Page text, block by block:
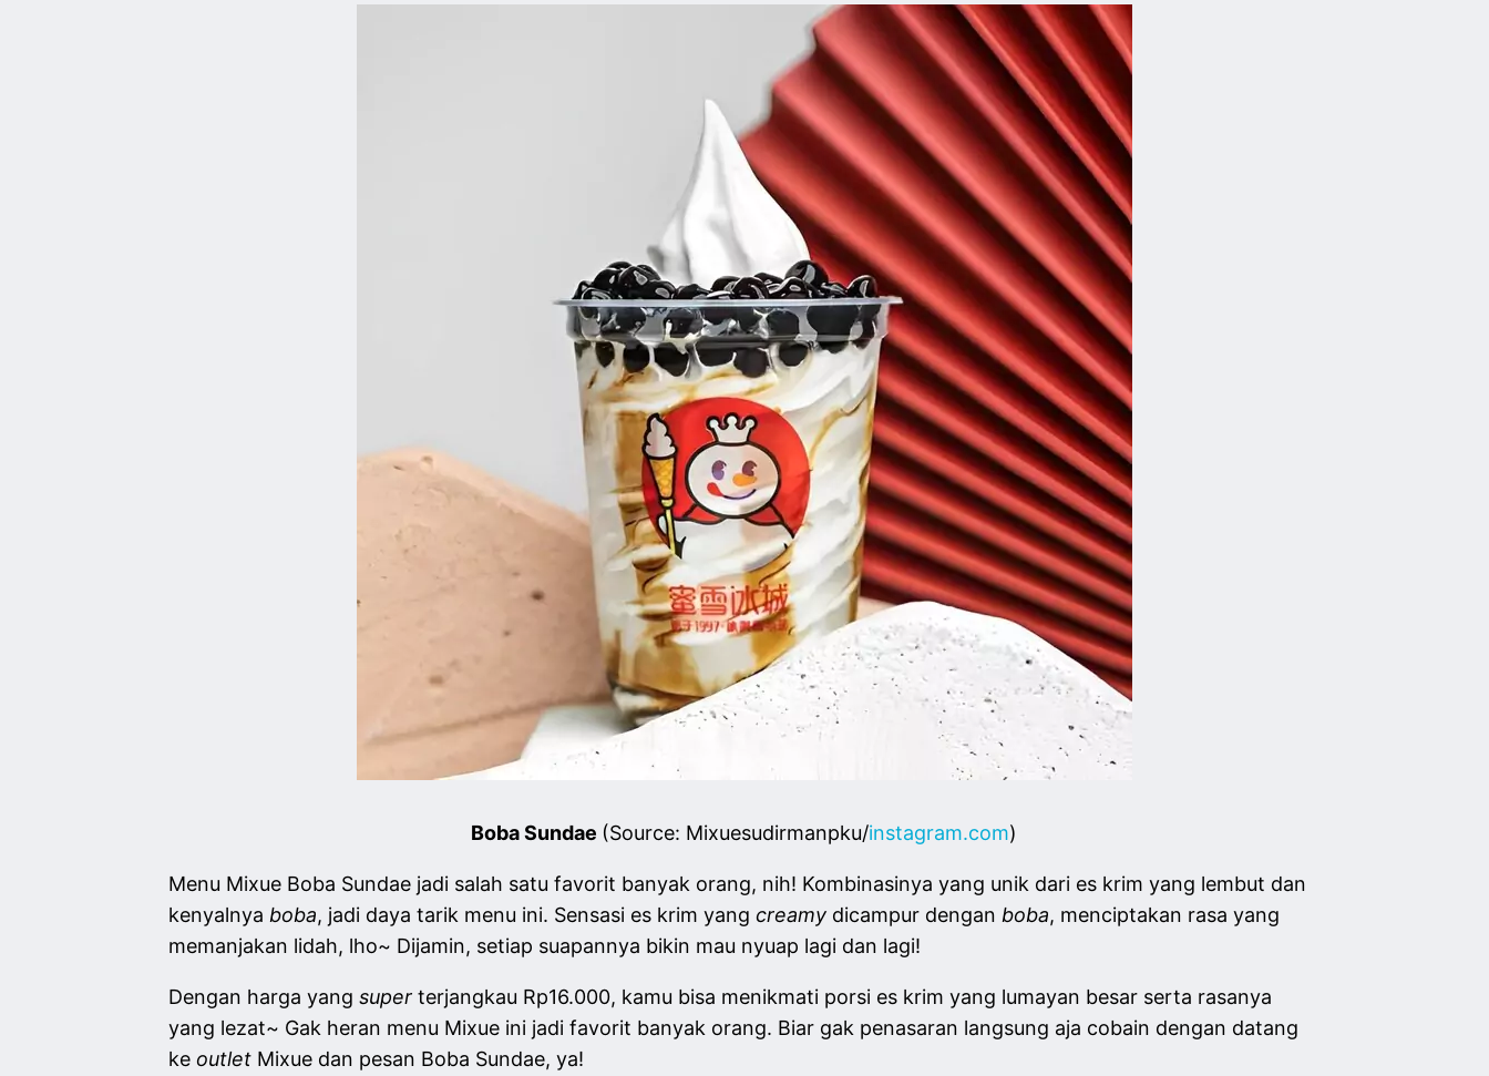
Boba Sundae (Source: Mixuesudirmanpku/instagram.com)
Menu Mixue Boba Sundae jadi salah satu favorit banyak orang, nih! Kombinasinya yang unik dari es krim yang lembut dan
kenyalnya boba, jadi daya tarik menu ini. Sensasi es krim yang creamydicampur dengan boba, menciptakan rasa yang
memanjakan lidah, lho~ Dijamin, setiap suapannya bikin mau nyuap lagi dan lagi!
Dengan harga yang superterjangkau Rp16.000, kamu bisa menikmati porsi es krim yang lumayan besar serta rasanya
yang lezat~ Gak heran menu Mixue ini jadi favorit banyak orang. Biar gak penasaran langsung aja cobain dengan datang
ke outletMixue dan pesan Boba Sundae, ya!